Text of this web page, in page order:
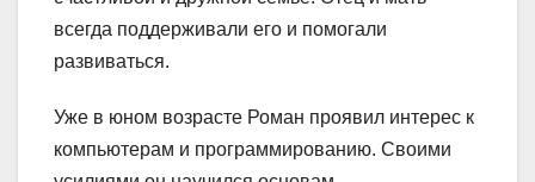
всегда поддерживали его и помогали
развиваться.
Уже в юном возрасте Роман проявил интерес к
компьютерам и программированию. Своими